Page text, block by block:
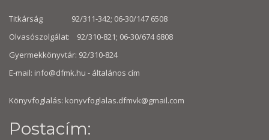
Titkárság 92/311-342; 06-30/147 6508
Olvasószolgálat: 92/310-821; 06-30/674 6808
Gyermekkönyvtár: 92/310-824
E-mail: info@dfmk.hu - általános cím
Könyvfoglalás: konyvfoglalas.dfmvk@gmail.com
Postacím: